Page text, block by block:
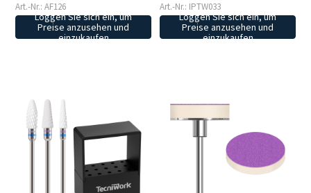
Art.-Nr.: AF126
Loggen Sie sich ein, um
Preise anzusehen und
einzukaufen
Art.-Nr.: IPTW033
Loggen Sie sich ein, um
Preise anzusehen und
einzukaufen